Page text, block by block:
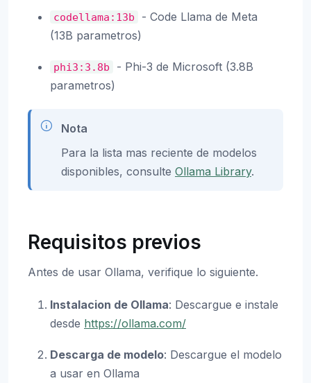
codellama:13b
- Code Llama de Meta
(13B parametros)
phi3:3.8b
- Phi-3 de Microsoft (3.8B
parametros)
Nota
Para la lista mas reciente de modelos
disponibles, consulte Ollama Library.
Requisitos previos
Antes de usar Ollama, verifique lo siguiente.
Instalacion de Ollama: Descargue e instale
desde https://ollama.com/
Descarga de modelo: Descargue el modelo
a usar en Ollama